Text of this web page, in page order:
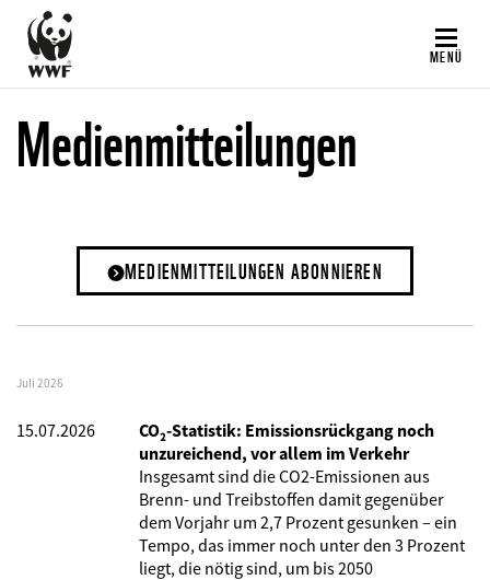
Direkt
zum
Inhalt
MENÜ
Medienmitteilungen
MEDIENMITTEILUNGEN ABONNIEREN
Juli 2026
15.07.2026
CO₂-Statistik: Emissionsrückgang noch
unzureichend, vor allem im Verkehr
Insgesamt sind die CO2-Emissionen aus
Brenn- und Treibstoffen damit gegenüber
dem Vorjahr um 2,7 Prozent gesunken – ein
Tempo, das immer noch unter den 3 Prozent
liegt, die nötig sind, um bis 2050